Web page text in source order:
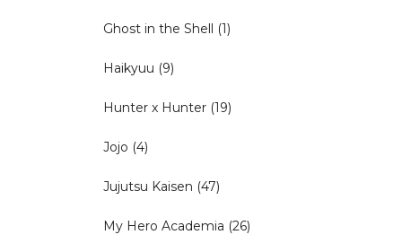
Ghost in the Shell (1)
Haikyuu (9)
Hunter x Hunter (19)
Jojo (4)
Jujutsu Kaisen (47)
My Hero Academia (26)